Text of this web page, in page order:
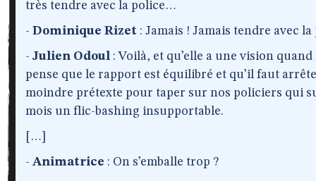
très tendre avec la police…
- Dominique Rizet : Jamais ! Jamais tendre avec la
- Julien Odoul: Voilà, et qu’elle a une vision
pense que le rapport est équilibré et qu’il faut
moindre prétexte pour taper sur nos policiers qui
mois un flic-bashing insupportable.
[…]
- Animatrice : On s’emballe trop ?